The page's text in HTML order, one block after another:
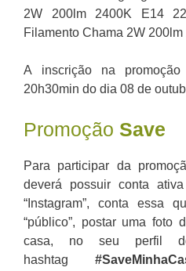
2W 200lm 2400K E14
Filamento Chama 2W
A inscrição na
20h30min do dia 08 de
Promoção Save
Para participar da
deverá possuir conta
“Instagram”, conta essa
“público”, postar uma foto
casa, no seu perfil
hashtag